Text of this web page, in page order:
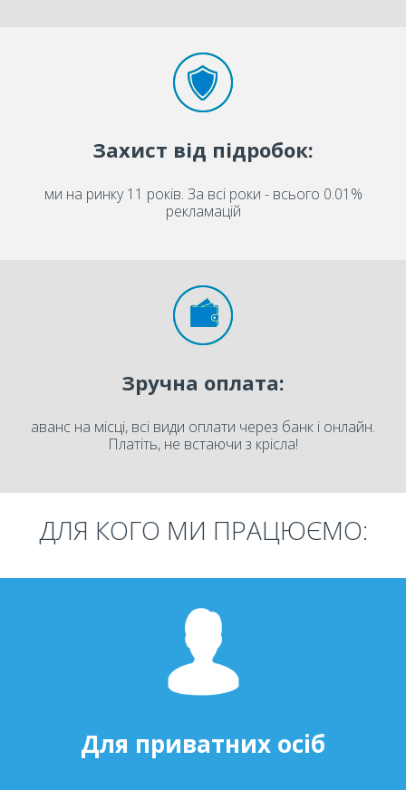
Захист від підробок:
ми на ринку 11 років. За всі роки - всього 0.01%
рекламацій
Зручна оплата:
аванс на місці, всі види оплати через банк і онлайн.
Платіть, не встаючи з крісла!
ДЛЯ КОГО МИ ПРАЦЮЄМО:
Для приватних осіб